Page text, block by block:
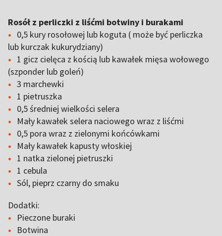
Rosół z perliczki z liśćmi botwiny i burakami
0,5 kury rosołowej lub koguta ( może być perliczka
lub kurczak kukurydziany)
1 gicz cielęca z kością lub kawałek mięsa wołowego
(szponder lub goleń)
3 marchewki
1 pietruszka
0,5 średniej wielkości selera
Mały kawałek selera naciowego wraz z liśćmi
0,5 pora wraz z zielonymi końcówkami
Mały kawałek kapusty włoskiej
1 natka zielonej pietruszki
1 cebula
Sól, pieprz czarny do smaku
Dodatki:
Pieczone buraki
Botwina